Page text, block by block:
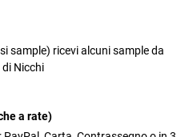
sample) ricevi alcuni sample da
Nicchi
a rate)